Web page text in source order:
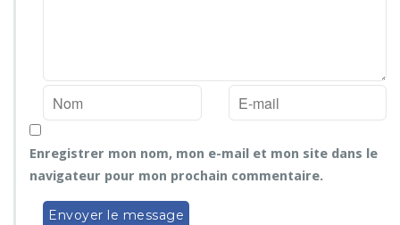
Enregistrer mon nom, mon e-mail et mon site dans le
navigateur pour mon prochain commentaire.